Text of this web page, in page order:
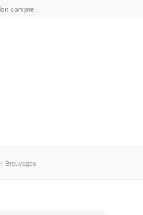
compte
/ Breuvages